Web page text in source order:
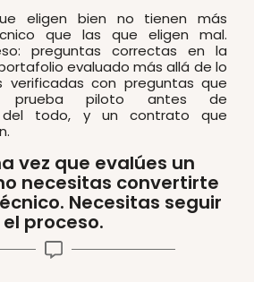
eligen bien no tienen más
que las que eligen mal.
preguntas correctas en la
evaluado más allá de lo
verificadas con preguntas que
prueba piloto antes de
del todo, y un contrato que
vez que evalúes un
necesitas convertirte
Necesitas seguir
el proceso.